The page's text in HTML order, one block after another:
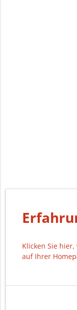
Klicken Sie
auf Ihrer